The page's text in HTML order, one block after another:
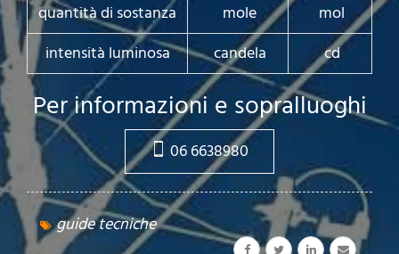
quantità di sostanza mole
mol
intensità luminosa
candela cd
Per informazioni e sopralluoghi
06 6638980
guide tecniche